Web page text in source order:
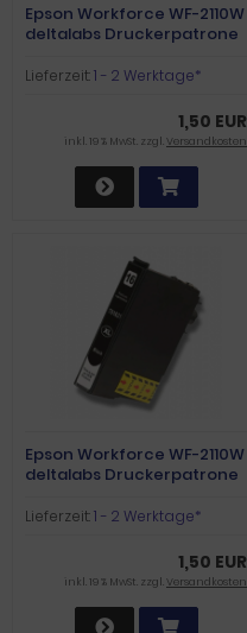
Epson Workforce WF-2110W
deltalabs Druckerpatrone
Lieferzeit:1 - 2 Werktage*
1,50 EUR
inkl. 19 % MwSt. zzgl.Versandkosten
Epson Workforce WF-2110W
deltalabs Druckerpatrone
Lieferzeit:1 - 2 Werktage*
1,50 EUR
inkl. 19 % MwSt. zzgl.Versandkosten